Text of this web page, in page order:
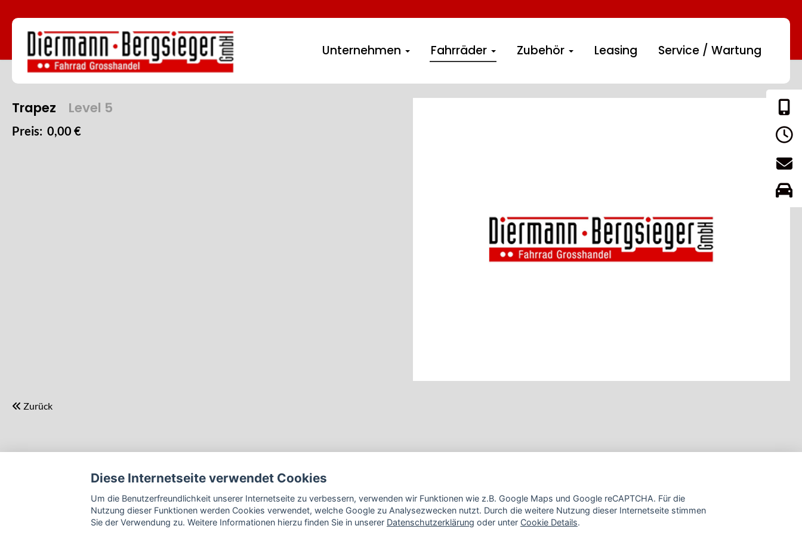
Unternehmen Fahrräder Zubehör Leasing Service / Wartung
Trapez Level 5
Preis: 0,00 €
Zurück
Diese Internetseite verwendet Cookies
Um die Benutzerfreundlichkeit unserer Internetseite zu verbessern, verwenden wir Funktionen wie z.B. Google Maps und Google reCAPTCHA. Für die
Nutzung dieser Funktionen werden Cookies verwendet, welche Google zu Analysezwecken nutzt. Durch die weitere Nutzung dieser Internetseite stimmen
Sie der Verwendung zu. Weitere Informationen hierzu finden Sie in unserer Datenschutzerklärung oder unter Cookie Details.